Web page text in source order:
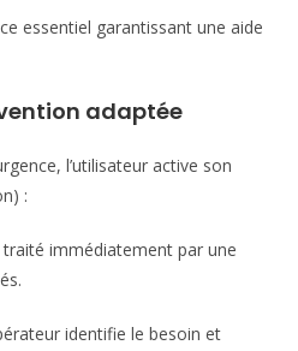
essentiel garantissant une aide
adaptée
l’utilisateur active son
:
traité immédiatement par une
identifie le besoin et